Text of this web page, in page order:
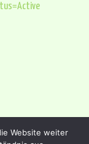
Website weiter